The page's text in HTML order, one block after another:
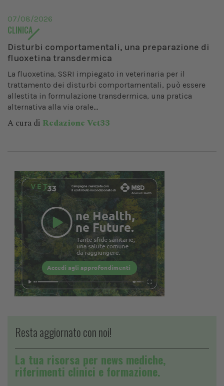
07/08/2026
CLINICA
Disturbi comportamentali, una preparazione di
fluoxetina transdermica
La fluoxetina, SSRI impiegato in veterinaria per il
trattamento dei disturbi comportamentali, può essere
allestita in formulazione transdermica, una pratica
alternativa alla via orale...
A cura di Redazione Vet33
Resta aggiornato con noi!
La tua risorsa per news mediche,
riferimenti clinici e formazione.